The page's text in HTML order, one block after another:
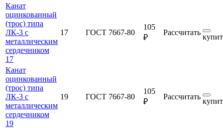
Канат
оцинкованный
(трос) типа
ЛК-3 с
металлическим
сердечником
17
17 ГОСТ 7667-80
105
₽
Рассчитать
Канат
оцинкованный
(трос) типа
ЛК-3 с
металлическим
сердечником
19
19 ГОСТ 7667-80
105
₽
Рассчитать